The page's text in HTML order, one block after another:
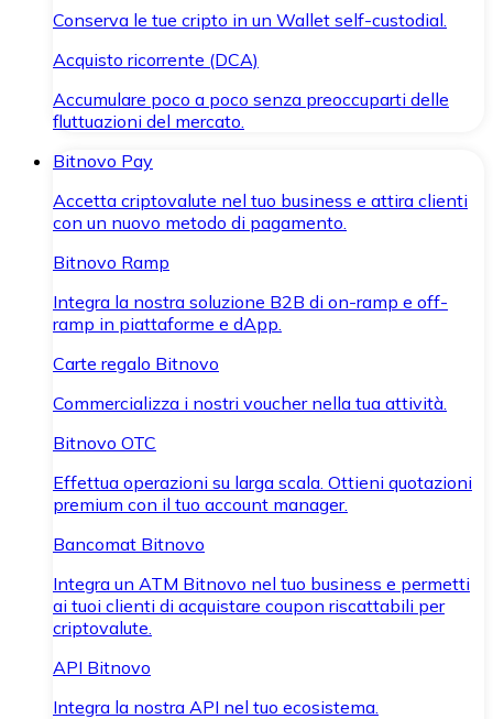
Conserva le tue cripto in un Wallet self-custodial.
Acquisto ricorrente (DCA)
Accumulare poco a poco senza preoccuparti delle
fluttuazioni del mercato.
Bitnovo Pay
Accetta criptovalute nel tuo business e attira clienti
con un nuovo metodo di pagamento.
Bitnovo Ramp
Integra la nostra soluzione B2B di on-ramp e off-
ramp in piattaforme e dApp.
Carte regalo Bitnovo
Commercializza i nostri voucher nella tua attività.
Bitnovo OTC
Effettua operazioni su larga scala. Ottieni quotazioni
premium con il tuo account manager.
Bancomat Bitnovo
Integra un ATM Bitnovo nel tuo business e permetti
ai tuoi clienti di acquistare coupon riscattabili per
criptovalute.
API Bitnovo
Integra la nostra API nel tuo ecosistema.